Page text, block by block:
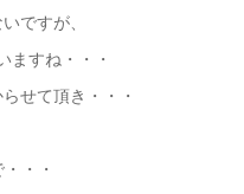
ですが、
ますね・・・
せて頂き・・・
・・